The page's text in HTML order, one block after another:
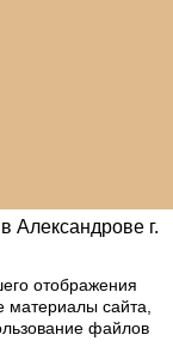
Александрове г.
отображения
материалы сайта,
файлов